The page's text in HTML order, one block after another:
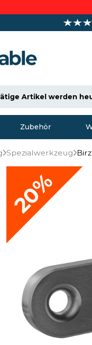
Artikel werden
Zubehör
Spezialwerkzeug
20%